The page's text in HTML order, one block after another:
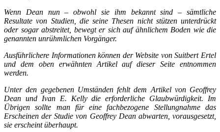
Wenn Dean nun – obwohl sie ihm bekannt sind – sämtliche
Resultate von Studien, die seine Thesen nicht stützen unterdrückt
oder sogar abstreitet, bewegt er sich auf ähnlichem Boden wie die
genannten unrühmlichen Vorgänger.
Ausführlichere Informationen können der Website von Suitbert Ertel
und dem oben erwähnten Artikel auf dieser Seite entnommen
werden.
Unter den gegebenen Umständen fehlt dem Artikel von Geoffrey
Dean und Ivan E. Kelly die erforderliche Glaubwürdigkeit. Im
Übrigen sollte man für eine fachbezogene Stellungnahme das
Erscheinen der Studie von Geoffrey Dean abwarten, vorausgesetzt,
sie erscheint überhaupt.